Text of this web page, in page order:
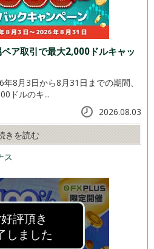
ア取引で最大2,000ドルキャッ
8月3日から8月31日までの期間、
ドルのキ...
2026.08.03
きを読む
ス
評頂き
しました